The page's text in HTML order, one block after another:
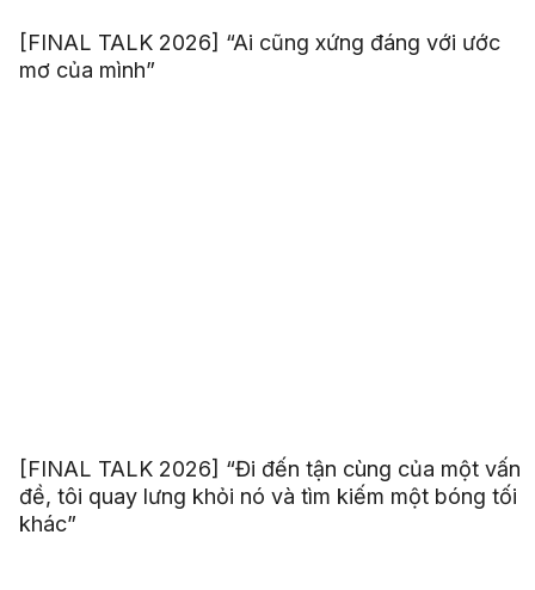
[FINAL TALK 2026] “Ai cũng xứng đáng với ước
mơ của mình”
[FINAL TALK 2026] “Đi đến tận cùng của một vấn
đề, tôi quay lưng khỏi nó và tìm kiếm một bóng tối
khác”